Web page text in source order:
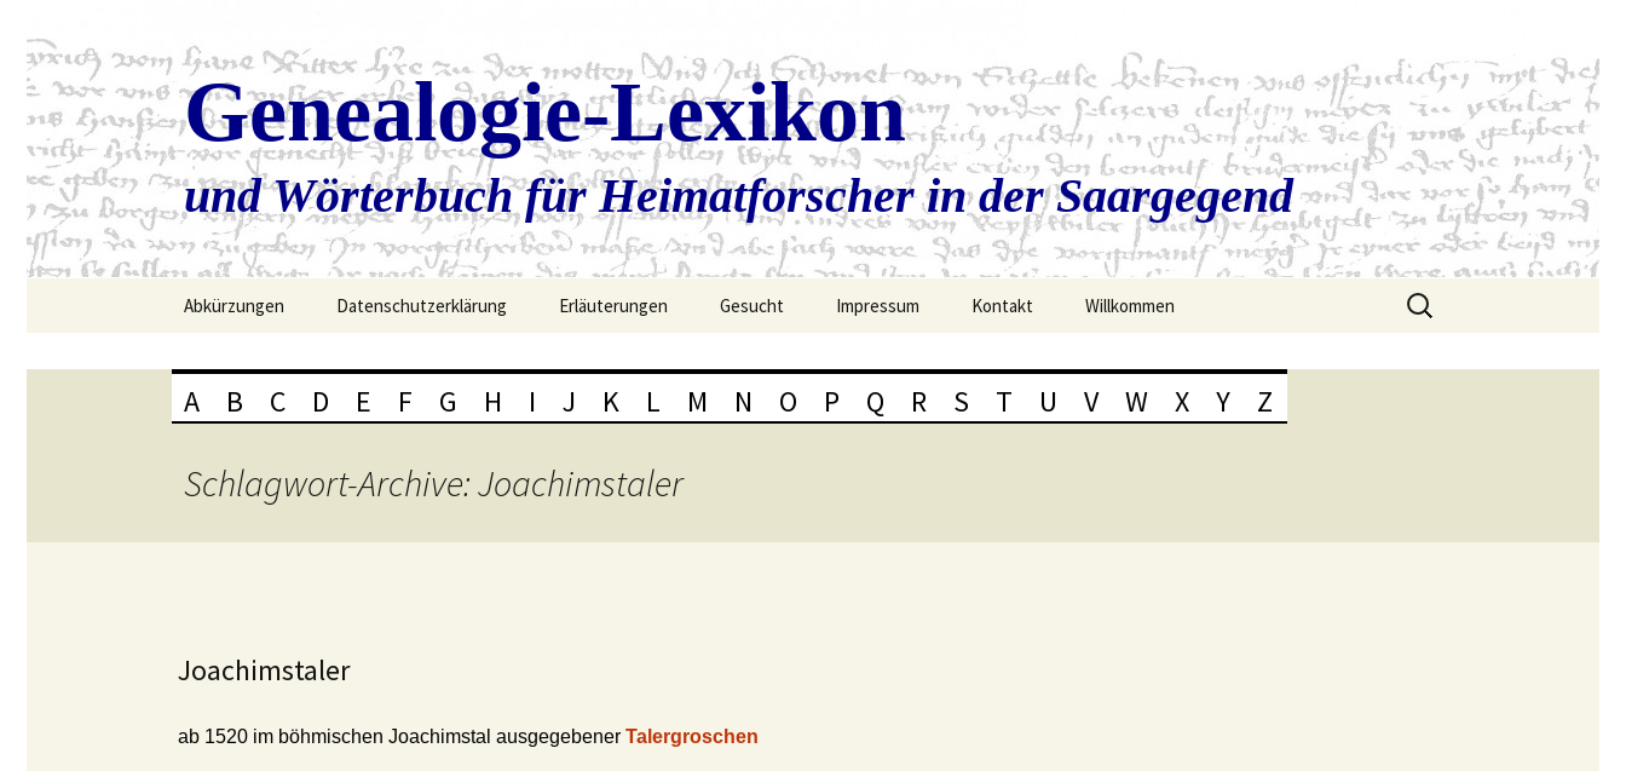
Genealogie-Lexikon
und Wörterbuch für Heimatforscher in der Saargegend
Abkürzungen Datenschutzerklärung Erläuterungen Gesucht Impressum Kontakt Willkommen
Suchen
nach:
A B C D E F G H I J K L M N O P Q R S T U V W X Y Z
Schlagwort-Archive: Joachimstaler
Joachimstaler
ab 1520 im böhmischen Joachimstal ausgegebener Talergroschen